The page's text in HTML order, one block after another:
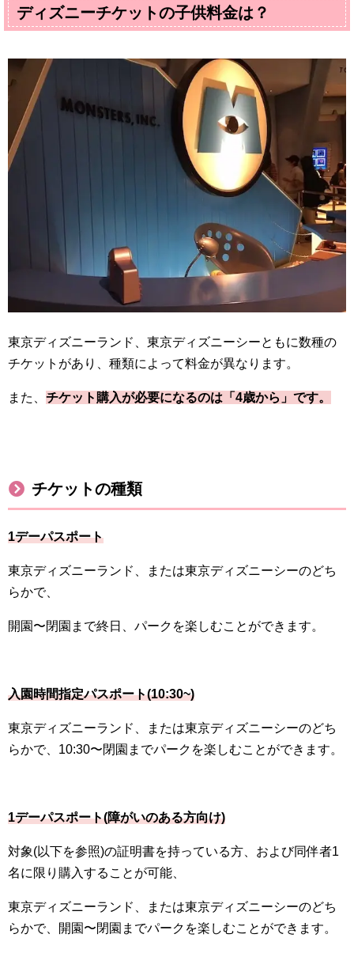
ディズニーチケットの子供料金は？
東京ディズニーランド、東京ディズニーシーともに数種の
チケットがあり、種類によって料金が異なります。
また、 チケット購入が必要になるのは「4歳から」です。
チケットの種類
1デーパスポート
東京ディズニーランド、または東京ディズニーシーのどち
らかで、
開園〜閉園まで終日、パークを楽しむことができます。
入園時間指定パスポート(10:30~)
東京ディズニーランド、または東京ディズニーシーのどち
らかで、10:30〜閉園までパークを楽しむことができます。
1デーパスポート(障がいのある方向け)
対象(以下を参照)の証明書を持っている方、および同伴者1
名に限り購入することが可能、
東京ディズニーランド、または東京ディズニーシーのどち
らかで、開園〜閉園までパークを楽しむことができます。